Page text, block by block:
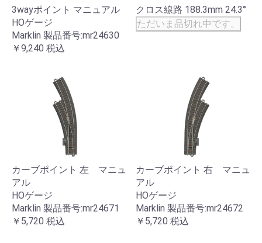
3wayポイント マニュアル
HOゲージ
Marklin 製品番号:mr24630
￥9,240 税込
クロス線路 188.3mm 24.3°
ただいま品切れ中です。
カーブポイント 左 マニュ
アル
HOゲージ
Marklin 製品番号:mr24671
￥5,720 税込
カーブポイント 右 マニュ
アル
HOゲージ
Marklin 製品番号:mr24672
￥5,720 税込